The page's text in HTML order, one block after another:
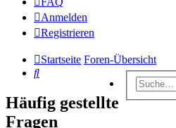
Anmelden
Registrieren
Startseite Foren-Übersicht
Suche
Häufig gestellte
Fragen